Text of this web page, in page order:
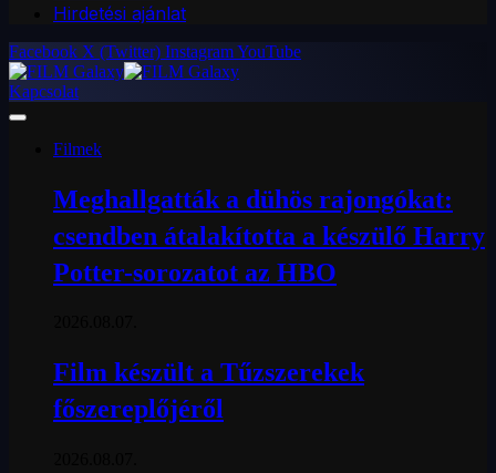
Hirdetési ajánlat
Facebook X (Twitter) InstagramYouTube
Kapcsolat
Filmek
Meghallgatták a dühös rajongókat:
csendben átalakította a készülő Harry
Potter-sorozatot az HBO
Film készült a Tűzszerekek
főszereplőjéről